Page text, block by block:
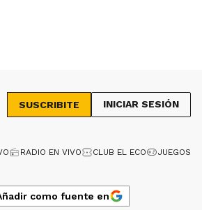
SUSCRIBITE INICIAR SESIÓN
RADIO EN VIVO CLUB EL ECO JUEGOS
como fuente en